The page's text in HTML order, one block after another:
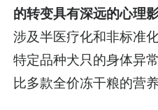
的转变具有深远的心理
涉及半医疗化和非标准
特定品种犬只的身体异
比多款全价冻干粮的营养